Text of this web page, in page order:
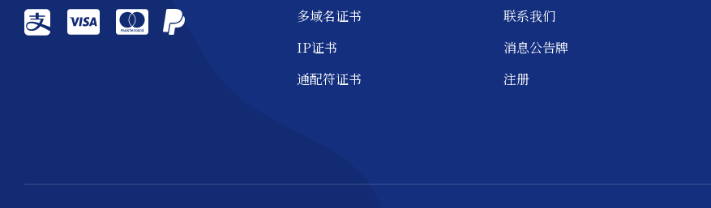
多域名证书
IP证书
通配符证书
联系我们
消息公告牌
注册